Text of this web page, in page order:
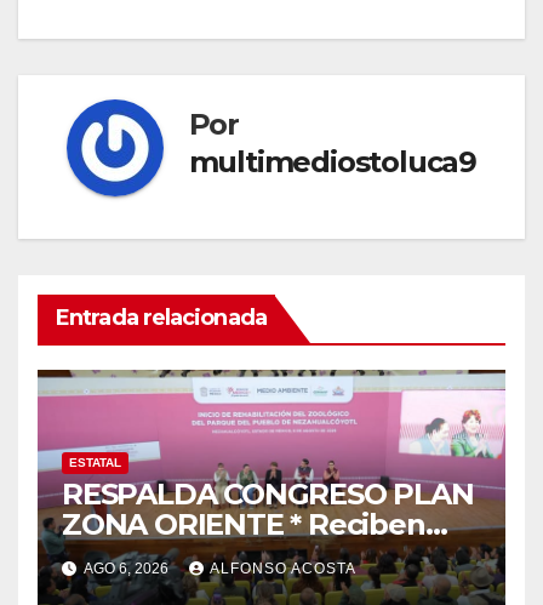
Por
multimediostoluca9
Entrada relacionada
ESTATAL
RESPALDA CONGRESO PLAN
ZONA ORIENTE * Reciben
reconocimiento de la
gobernadora Delfina Gómez
AGO 6, 2026 ALFONSO ACOSTA